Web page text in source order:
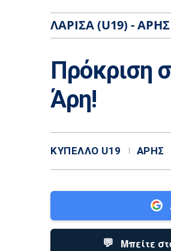
ΛΆΡΙΣΑ (U19) -
Πρόκριση
Άρη!
ΚΎΠΕΛΛΟ U19 ΆΡΗΣ
💬 Μπείτε